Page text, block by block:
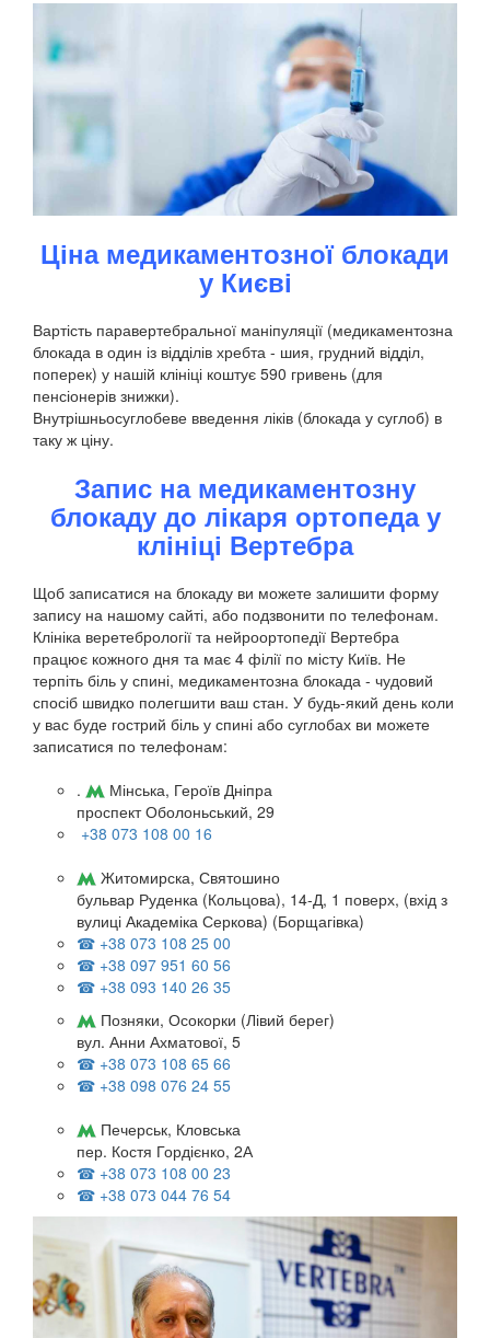
Ціна медикаментозної блокади
у Києві
Вартість паравертебральної маніпуляції (медикаментозна
блокада в один із відділів хребта - шия, грудний відділ,
поперек) у нашій клініці коштує 590 гривень (для
пенсіонерів знижки).
Внутрішньосуглобеве введення ліків (блокада у суглоб) в
таку ж ціну.
Запис на медикаментозну
блокаду до лікаря ортопеда у
клініці Вертебра
Щоб записатися на блокаду ви можете залишити форму
запису на нашому сайті, або подзвонити по телефонам.
Клініка веретебрології та нейроортопедії Вертебра
працює кожного дня та має 4 філії по місту Київ. Не
терпіть біль у спині, медикаментозна блокада - чудовий
спосіб швидко полегшити ваш стан. У будь-який день коли
у вас буде гострий біль у спині або суглобах ви можете
записатися по телефонам:
.
Мінська, Героїв Дніпра
проспект Оболоньський, 29
+38 073 108 00 16
Житомирска, Святошино
бульвар Руденка (Кольцова), 14-Д, 1 поверх, (вхід з
вулиці Академіка Серкова) (Борщагівка)
☎ +38 073 108 25 00
☎ +38 097 951 60 56
☎ +38 093 140 26 35
Позняки, Осокорки (Лівий берег)
вул. Анни Ахматової, 5
☎ +38 073 108 65 66
☎ +38 098 076 24 55
Печерськ, Кловська
пер. Костя Гордієнко, 2А
☎ +38 073 108 00 23
☎ +38 073 044 76 54